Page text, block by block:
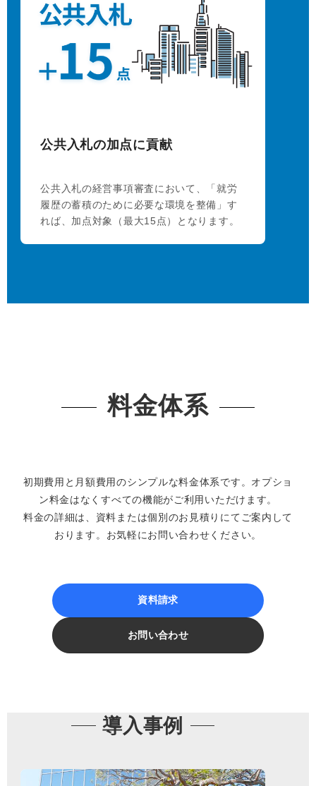
公共入札の加点に貢献
公共入札の経営事項審査において、「就労
履歴の蓄積のために必要な環境を整備」す
れば、加点対象（最大15点）となります。
料金体系
初期費用と月額費用のシンプルな料金体系です。オプショ
ン料金はなくすべての機能がご利用いただけます。
料金の詳細は、資料または個別のお見積りにてご案内して
おります。お気軽にお問い合わせください。
資料請求
お問い合わせ
導入事例